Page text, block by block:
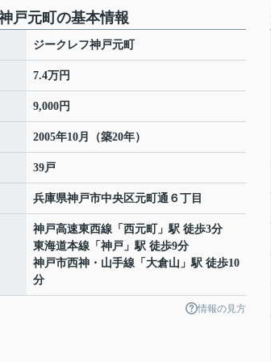
戸元町の基本情報
ジークレフ神戸元町
7.4万円
9,000円
2005年10月（築20年）
39戸
兵庫県神戸市中央区元町通 ６丁目
神戸高速東西線 「 西元町
」駅 徒歩3分
東海道本線 「 神戸 」駅 徒歩9分
神戸市西神・山手線 「 大倉山 」駅 徒歩10
分
情報の見方